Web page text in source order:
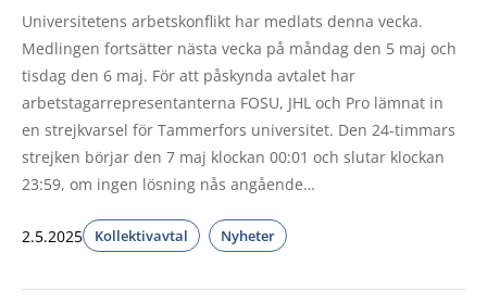
Universitetens arbetskonflikt har medlats denna vecka.
Medlingen fortsätter nästa vecka på måndag den 5 maj och
tisdag den 6 maj. För att påskynda avtalet har
arbetstagarrepresentanterna FOSU, JHL och Pro lämnat in
en strejkvarsel för Tammerfors universitet. Den 24-timmars
strejken börjar den 7 maj klockan 00:01 och slutar klockan
23:59, om ingen lösning nås angående…
2.5.2025 Kollektivavtal Nyheter